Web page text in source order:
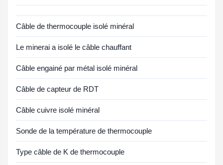
Câble de thermocouple isolé minéral
Le minerai a isolé le câble chauffant
Câble engainé par métal isolé minéral
Câble de capteur de RDT
Câble cuivre isolé minéral
Sonde de la température de thermocouple
Type câble de K de thermocouple